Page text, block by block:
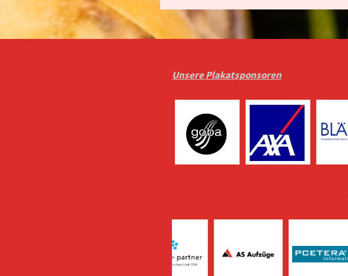
Unsere Plakatsponsoren